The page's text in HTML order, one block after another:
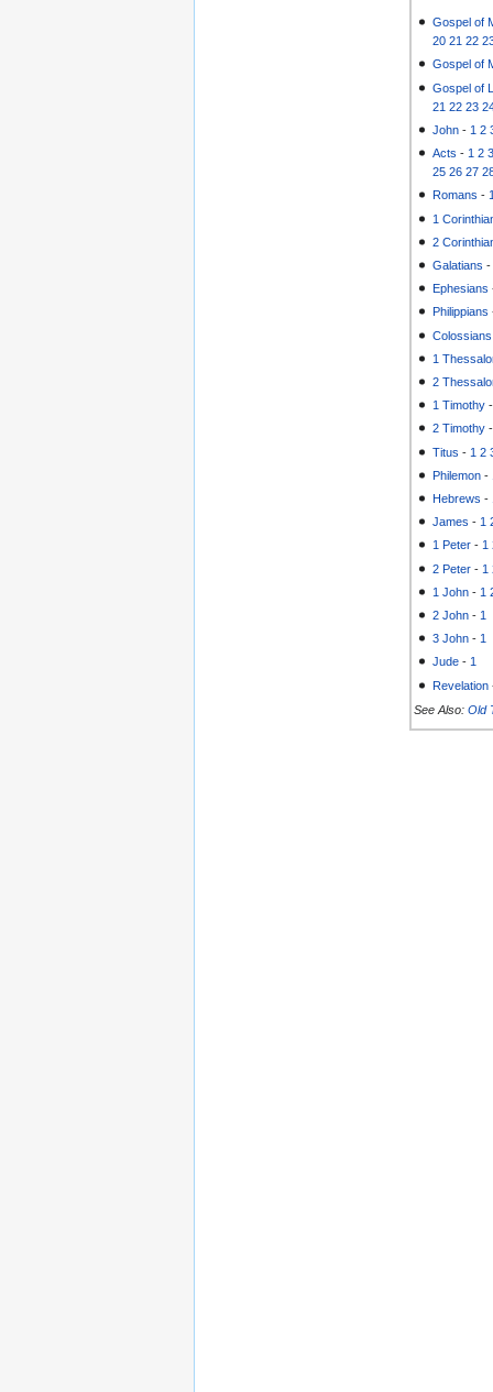
Gospel of
20 21 22
Gospel of
Gospel of
21 22 23
John - 1 2
Acts - 1 2
25 26 27
Romans -
1
2
Galatians
Ephesians
Philippians
Colossians
1
2
1 Timothy
2 Timothy
Titus - 1 2
Philemon -
Hebrews -
James - 1
1 Peter - 1
2 Peter - 1
1 John - 1
2 John - 1
3 John - 1
Jude - 1
Revelation
See Also: Old